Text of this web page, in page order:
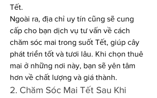
Tết.
Ngoài ra, địa chỉ uy tín cũng sẽ cung
cấp cho bạn dịch vụ tư vấn về cách
chăm sóc mai trong suốt Tết, giúp cây
phát triển tốt và tươi lâu. Khi chọn thuê
mai ở những nơi này, bạn sẽ yên tâm
hơn về chất lượng và giá thành.
2. Chăm Sóc Mai Tết Sau Khi